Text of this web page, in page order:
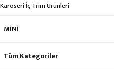
Karoseri İç Trim Ürünleri
MİNİ
Tüm Kategoriler